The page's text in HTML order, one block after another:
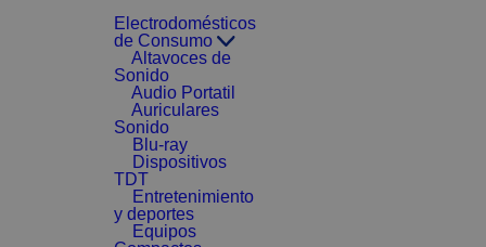
Electrodomésticos
de Consumo
Altavoces de
Sonido
Audio Portatil
Auriculares
Sonido
Blu-ray
Dispositivos
TDT
Entretenimiento
y deportes
Equipos